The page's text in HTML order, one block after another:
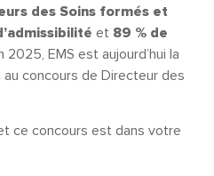
des Soins formés et
et 89 % de
2025, EMS est aujourd’hui la
concours de Directeur des
ce concours est dans votre